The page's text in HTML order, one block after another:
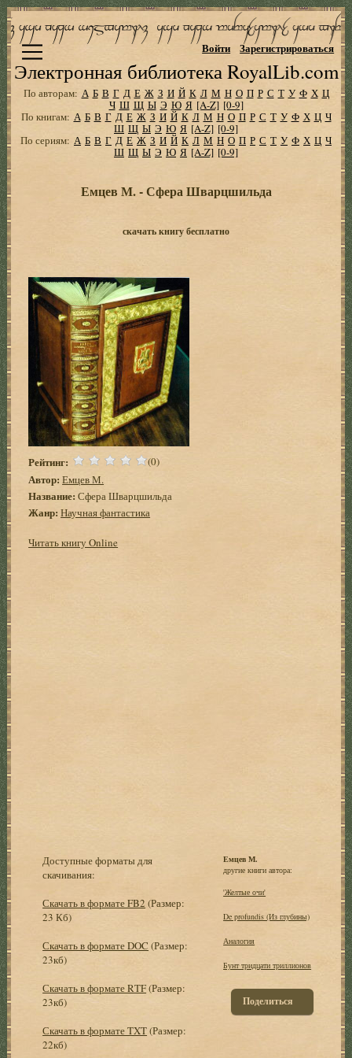
Электронная библиотека RoyalLib.com
Войти Зарегистрироваться
По авторам: А Б В Г Д Е Ж З И Й К Л М Н О П Р С Т У Ф Х Ц
Ч Ш Щ Ы Э Ю Я [A-Z] [0-9]
По книгам: А Б В Г Д Е Ж З И Й К Л М Н О П Р С Т У Ф Х Ц Ч
Ш Щ Ы Э Ю Я [A-Z] [0-9]
По сериям: А Б В Г Д Е Ж З И Й К Л М Н О П Р С Т У Ф Х Ц Ч
Ш Щ Ы Э Ю Я [A-Z] [0-9]
Емцев М. - Сфера Шварцшильда
скачать книгу бесплатно
Рейтинг: (0)
Автор: Емцев М.
Название: Сфера Шварцшильда
Жанр: Научная фантастика
Читать книгу Online
Доступные форматы для
скачивания:
Скачать в формате FB2 (Размер:
23 Кб)
Скачать в формате DOC (Размер:
23кб)
Скачать в формате RTF(Размер:
23кб)
Скачать в формате TXT(Размер:
22кб)
Емцев М.
другие книги автора:
'Желтые очи'
De profundis (Из глубины)
Аналогия
Бунт тридцати триллионов
Поделиться